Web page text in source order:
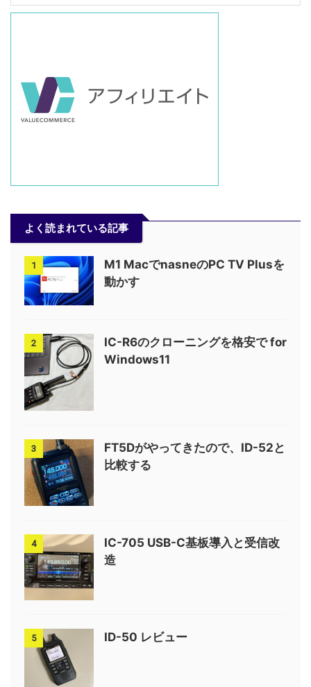
よく読まれている記事
1
M1 MacでnasneのPC TV Plusを
動かす
2
IC-R6のクローニングを格安で for
Windows11
3
FT5Dがやってきたので、ID-52と
比較する
4
IC-705 USB-C基板導入と受信改
造
5 ID-50 レビュー